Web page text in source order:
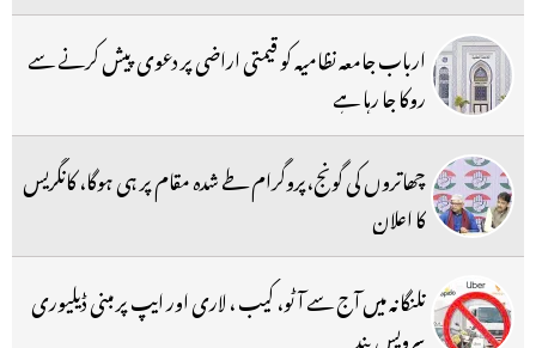
ارباب جامعہ نظامیہ کو قیمتی اراضی پر دعوی پیش کرنے سے
روکا جا رہا ہے
چھاتروں کی گونج،پروگرام طے شدہ مقام پر ہی ہوگا، کانگریس
کا اعلان
تلنگانہ میں آج سے آٹو، کیب ، لاری اور ایپ پر مبنی ڈیلیوری
سرویس بند